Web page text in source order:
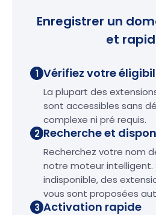
Enregistrer un
et
1 Vérifiez votre
La plupart des
sont accessibles sans
complexe ni pré requis.
2 Recherche et
Recherchez votre nom
notre moteur intelligent.
indisponible, des
vous sont proposées
3 Activation rapide